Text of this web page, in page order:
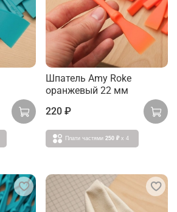
Шпатель Amy Roke
оранжевый 22 мм
220 ₽
Плати частями 250 ₽ x 4